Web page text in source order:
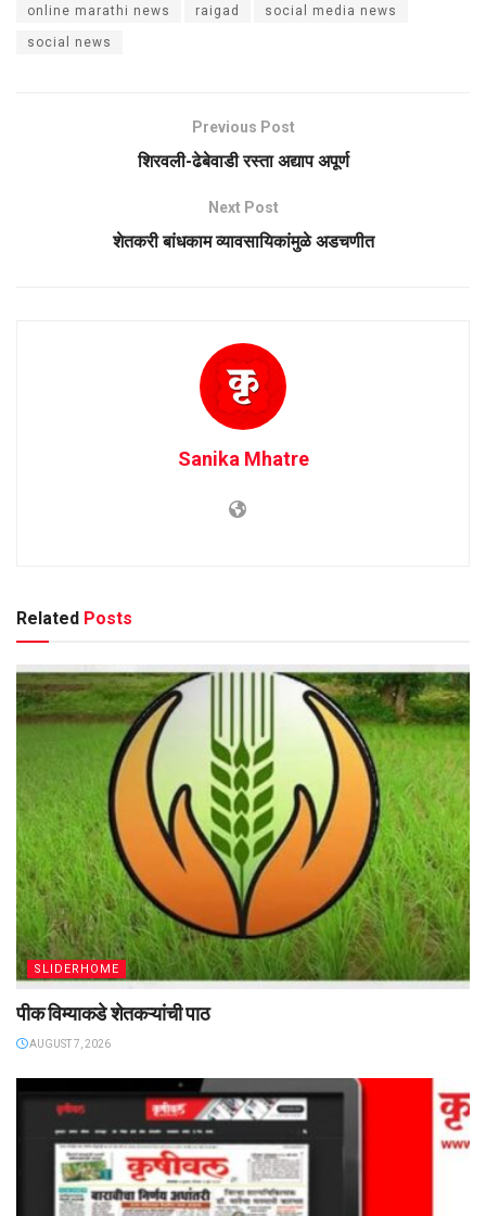
online marathi news raigad social media news
social news
Previous Post
शिरवली-ढेबेवाडी रस्ता अद्याप अपूर्ण
Next Post
शेतकरी बांधकाम व्यावसायिकांमुळे अडचणीत
Sanika Mhatre
Related Posts
SLIDERHOME
पीक विम्याकडे शेतकऱ्यांची पाठ
AUGUST 7, 2026